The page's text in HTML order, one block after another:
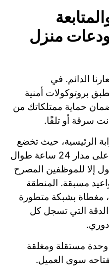
منزل
الدائم. في
بروتوكولات أمنية
حماية ممتلكاتك من
سرقة أو تلفًا.
الرئيسية، حيث تخضع
المستودعات لحراسة أمنية على مدار 24 ساعة طوال
إلا للموظفين المصرح
مسبقة. المنطقة
مغطاة بشبكة متطورة
الدقة التي تسجل كل
مستقلة ومغلقة
سوى العميل.